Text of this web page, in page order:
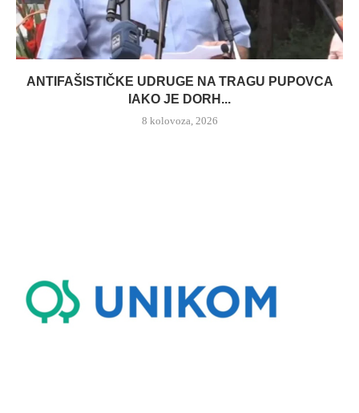
ANTIFAŠISTIČKE UDRUGE NA TRAGU PUPOVCA
IAKO JE DORH...
8 kolovoza, 2026